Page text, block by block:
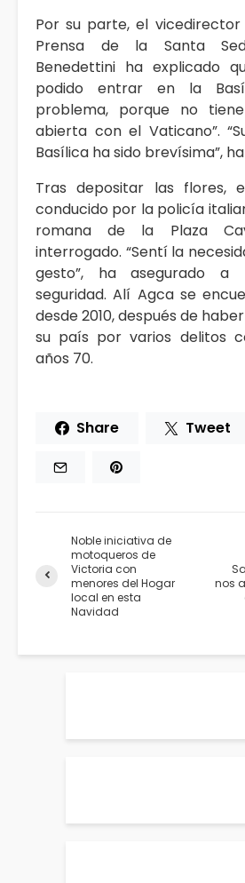
Por su parte, el
Prensa de la Santa
Benedettini ha explicado
podido entrar en la
problema, porque no
abierta con el Vaticano”.
Basílica ha sido brevísima”,
Tras depositar las flores,
conducido por la policía
romana de la Plaza
interrogado. “Sentí la
gesto”, ha asegurado a
seguridad. Alí Agca se
desde 2010, después de
su país por varios delitos
años 70.
Share Tweet
Noble iniciativa de
motoqueros de
Victoria con
menores del Hogar
local en esta
Navidad
nos